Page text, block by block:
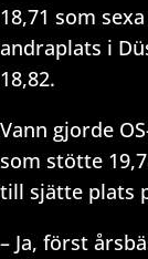
18,71 som
andraplats i
18,82.
Vann gjorde
som stötte
till sjätte plats
– Ja, först